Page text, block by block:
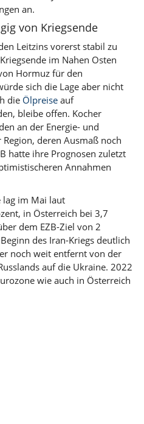
an.
von Kriegsende
Leitzins vorerst stabil zu
im Nahen Osten
Hormuz für den
sich die Lage aber nicht
die Ölpreise auf
bleibe offen. Kocher
an der Energie- und
deren Ausmaß noch
hatte ihre Prognosen zuletzt
Annahmen
lag im Mai laut
in Österreich bei 3,7
dem EZB-Ziel von 2
des Iran-Kriegs deutlich
noch weit entfernt von der
auf die Ukraine. 2022
wie auch in Österreich